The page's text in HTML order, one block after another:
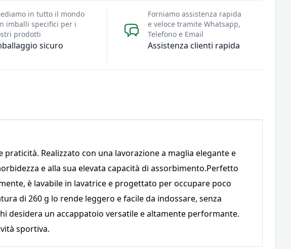
sicuro
in tutto il mondo
imballi specifici per i
prodotti
Assistenza clienti rapida
Forniamo assistenza rapida
e veloce tramite Whatsapp,
Telefono e Email
Realizzato con una lavorazione a maglia elegante e
e alla sua elevata capacità di assorbimento.Perfetto
è lavabile in lavatrice e progettato per occupare poco
di 260 g lo rende leggero e facile da indossare, senza
desidera un accappatoio versatile e altamente performante.
sportiva.